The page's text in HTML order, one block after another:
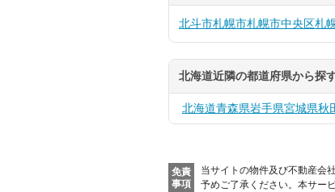
北斗市札幌市札幌市中央区札
北海道近隣の都道府県から探
北海道青森県岩手県宮城県秋
免責
事項
当サイトの物件及び不動産会
予めご了承ください。 本サー